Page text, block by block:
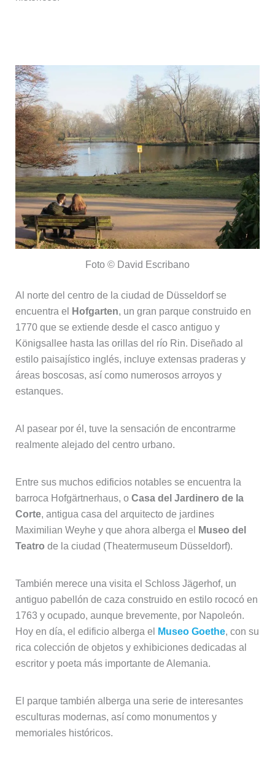
Foto © David Escribano
Al norte del centro de la ciudad de Düsseldorf se
encuentra el
Hofgarten, un gran parque construido en
1770 que se extiende desde el casco antiguo y
Königsallee hasta las orillas del río Rin. Diseñado al
estilo paisajístico inglés, incluye extensas praderas y
áreas boscosas, así como numerosos arroyos y
estanques.
Al pasear por él, tuve la sensación de encontrarme
realmente alejado del centro urbano.
Entre sus muchos edificios notables se encuentra la
barroca Hofgärtnerhaus, o Casa del Jardinero de la
Corte, antigua casa del arquitecto de jardines
Maximilian Weyhe y que ahora alberga el
Museo del
Teatro de la ciudad (Theatermuseum Düsseldorf).
También merece una visita el Schloss Jägerhof, un
antiguo pabellón de caza construido en estilo rococó en
1763 y ocupado, aunque brevemente, por Napoleón.
Hoy en día, el edificio alberga el
Museo Goethe, con su
rica colección de objetos y exhibiciones dedicadas al
escritor y poeta más importante de Alemania.
El parque también alberga una serie de interesantes
esculturas modernas, así como monumentos y
memoriales históricos.